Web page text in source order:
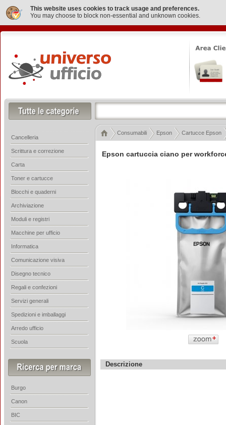
This website uses cookies to track usage and preferences.
You may choose to block non-essential and unknown cookies.
Epson cartuccia ciano per
Descrizione
Consumabili Epson Cartucce Epson
Cancelleria
Scrittura e correzione
Carta
Toner e cartucce
Blocchi e quaderni
Archiviazione
Moduli e registri
Macchine per ufficio
Informatica
Comunicazione visiva
Disegno tecnico
Regali e confezioni
Servizi generali
Spedizioni e imballaggi
Arredo ufficio
Scuola
Burgo
Canon
BIC